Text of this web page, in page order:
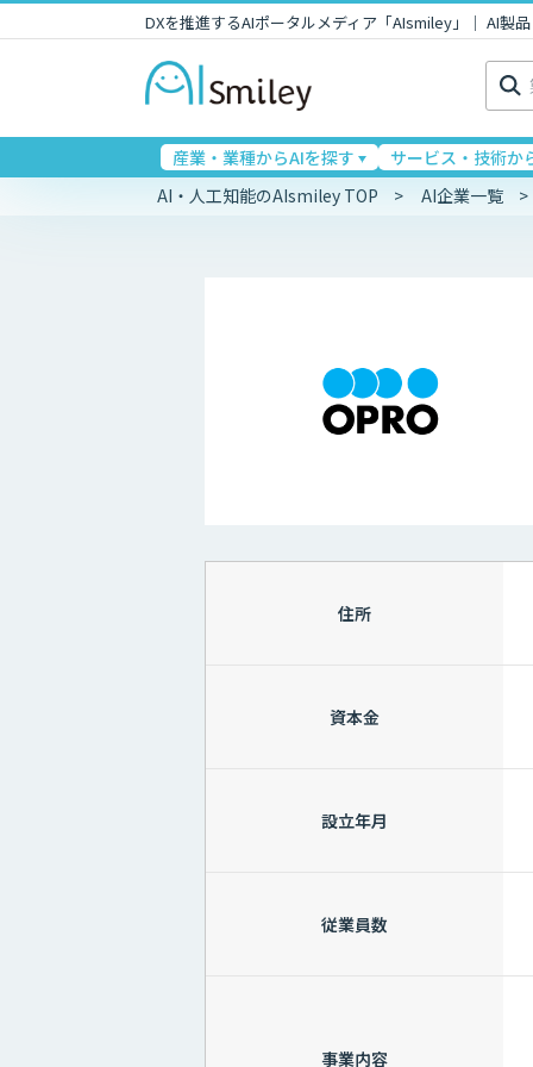
DXを推進するAIポータルメディア「AIsmiley」｜ AI製
検
索:
産業・業種からAIを探す
サービス・技術か
AI・人工知能のAIsmiley TOP
AI企業一覧
住所
資本金
設立年月
従業員数
事業内容